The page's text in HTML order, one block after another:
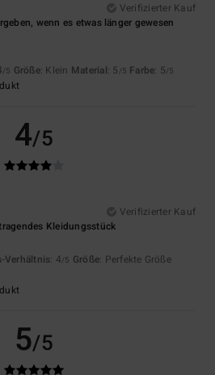
Verifizierter Kauf
wenn es etwas länger gewesen
/5 Größe: Klein Material: 5 /5 Farbe: 5/5
4/5
Verifizierter Kauf
Kleidungsstück
Verhältnis: 4/5 Größe: Perfekte Größe
5/5